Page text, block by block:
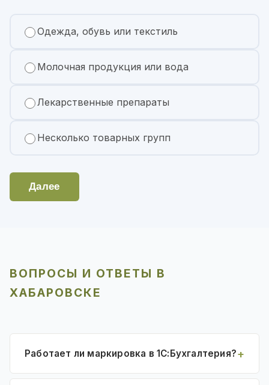
Одежда, обувь или текстиль
Молочная продукция или вода
Лекарственные препараты
Несколько товарных групп
Далее
ВОПРОСЫ И ОТВЕТЫ В
ХАБАРОВСКЕ
Работает ли маркировка в 1С:Бухгалтерия?